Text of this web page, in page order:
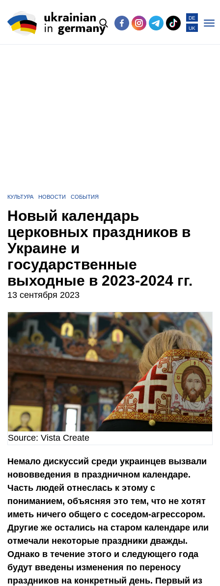
DE
UK
КУЛЬТУРА НОВОСТИ СОБЫТИЯ
Новый календарь
церковных праздников в
Украине и
государственные
выходные в 2023-2024 гг.
13 сентября 2023
Source: Vista Create
Немало дискуссий среди украинцев вызвали
нововведения в праздничном календаре.
Часть людей отнеслась к этому с
пониманием, объясняя это тем, что не хотят
иметь ничего общего с соседом-агрессором.
Другие же остались на старом календаре или
отмечали некоторые праздники дважды.
Однако в течение этого и следующего года
будут введены изменения по переносу
праздников на конкретный день. Первый из